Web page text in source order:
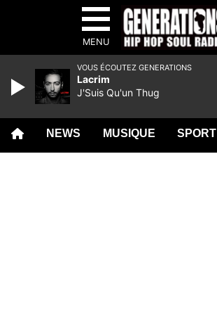
MENU
NEWS MUSIQUE SPORT
VOUS ÉCOUTEZ GENERATIONS
Lacrim
J'Suis Qu'un Thug